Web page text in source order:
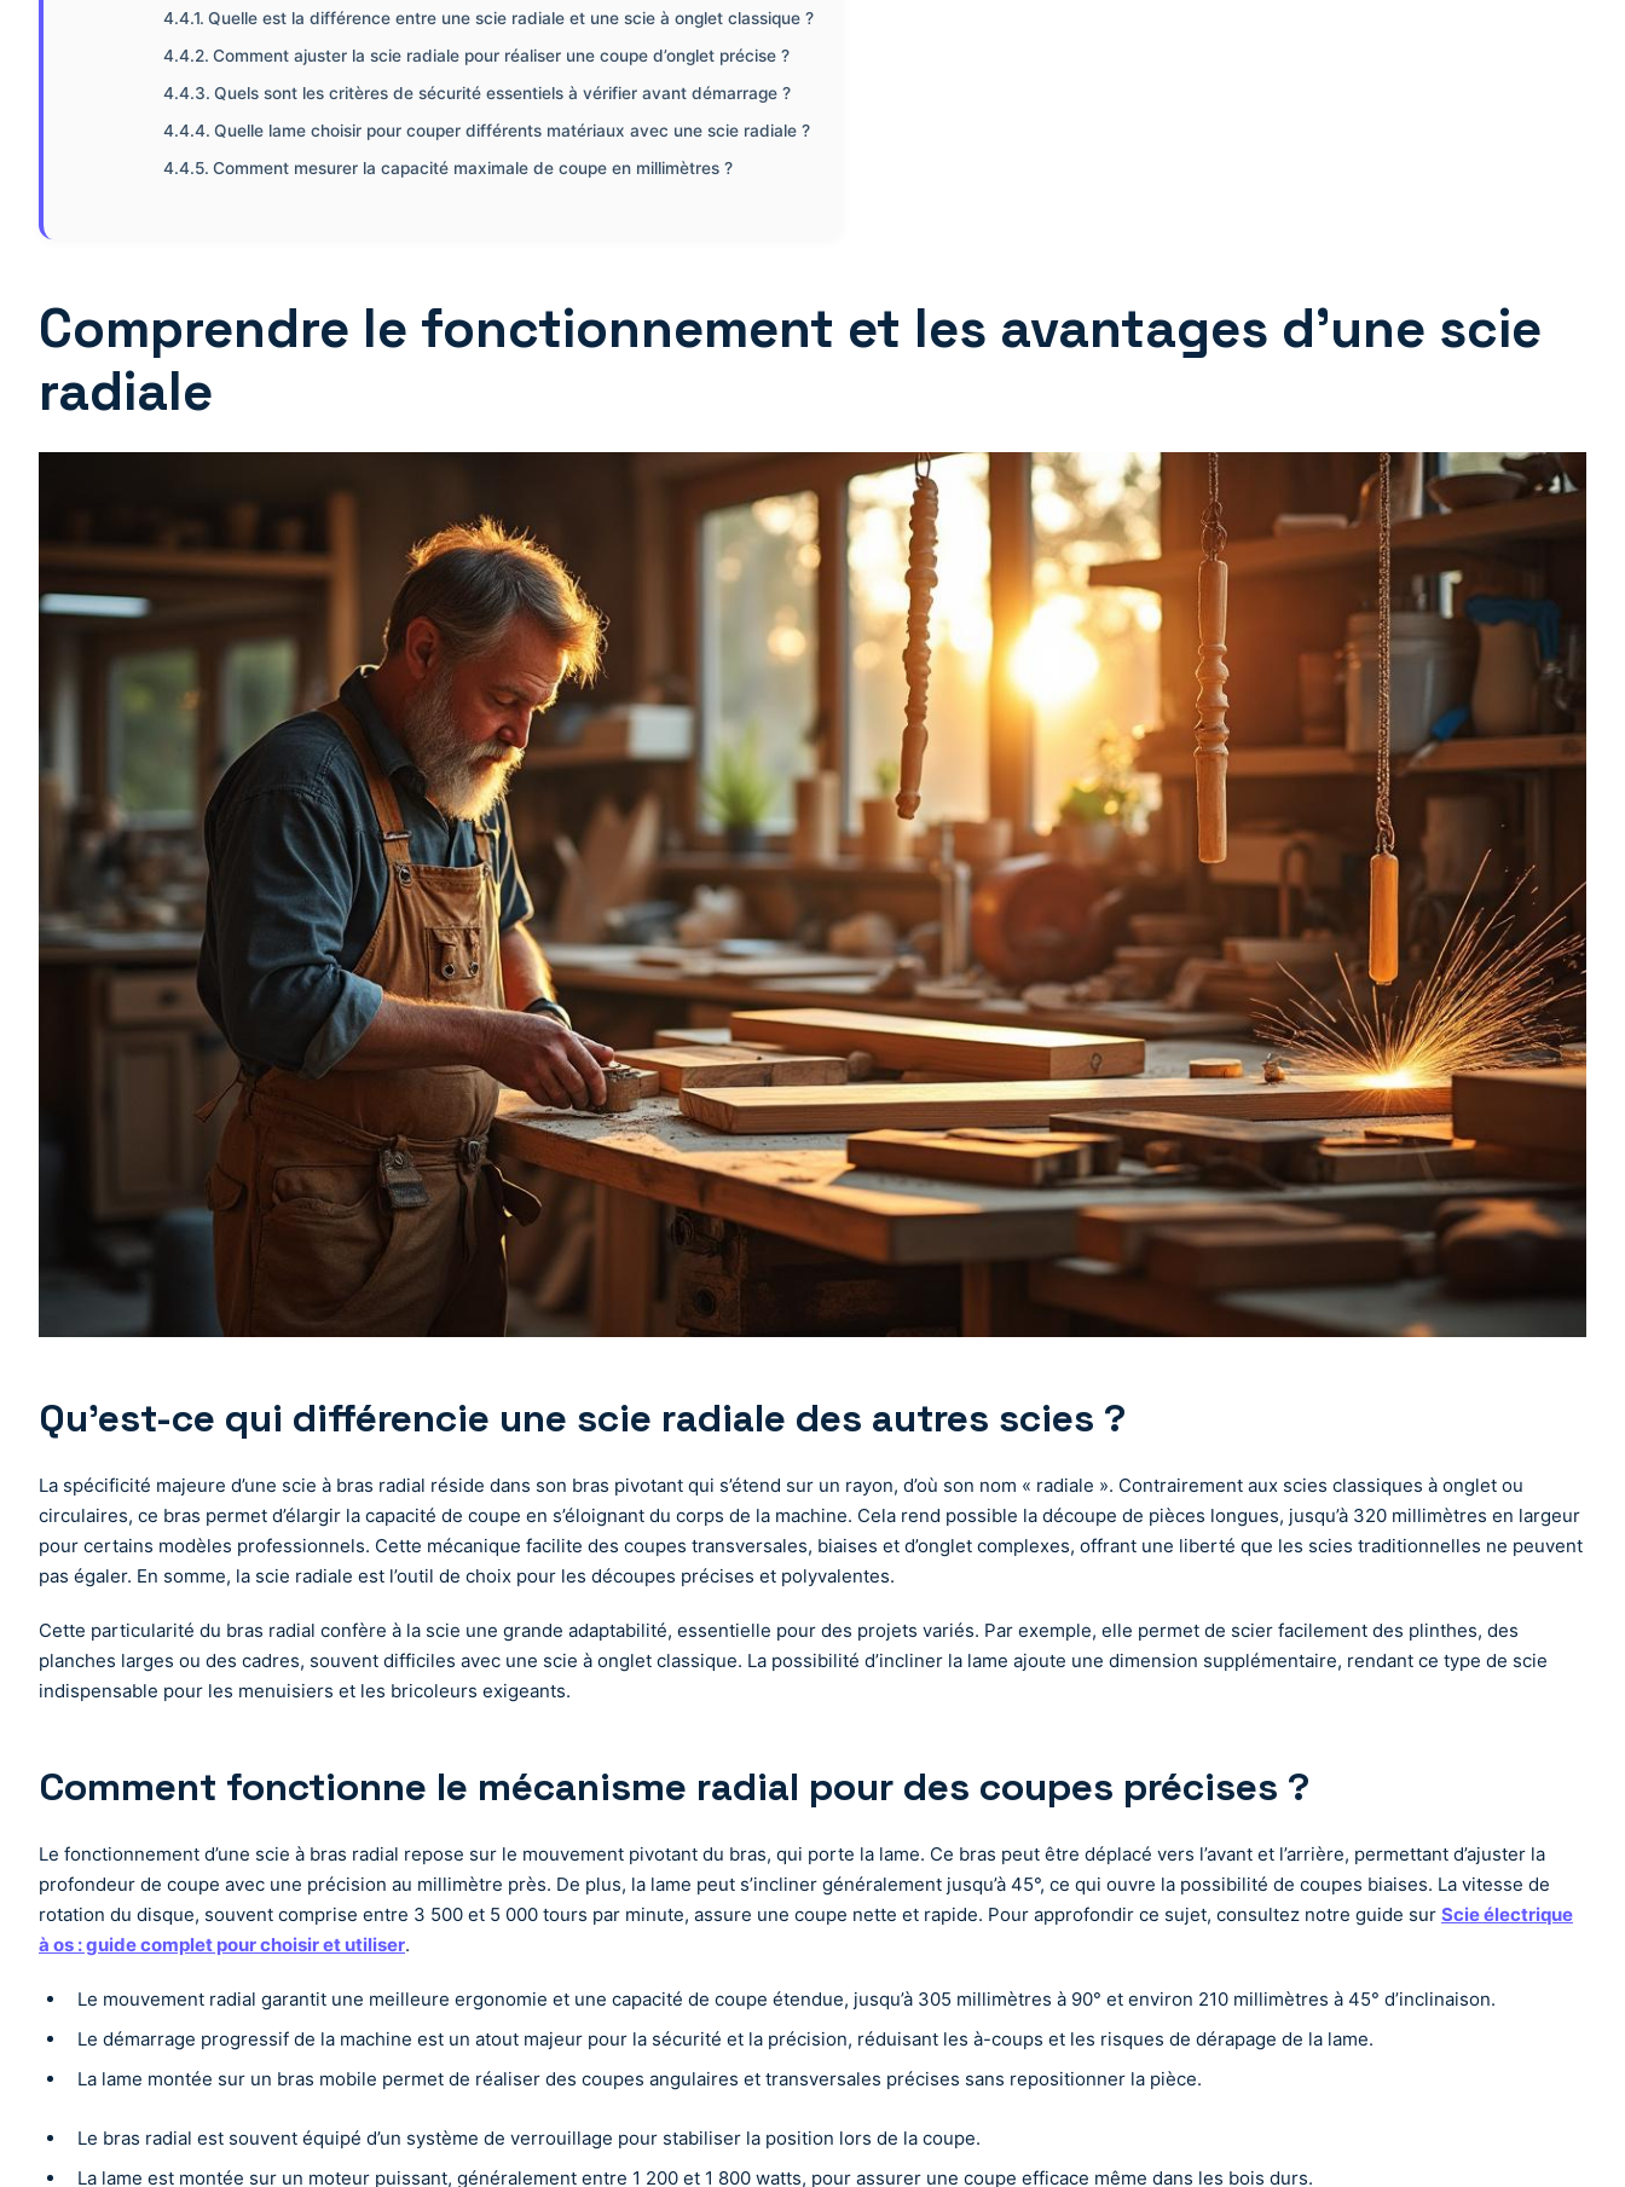
Quelle est la différence entre une scie radiale et une scie à onglet classique ?
Comment ajuster la scie radiale pour réaliser une coupe d’onglet précise ?
Quels sont les critères de sécurité essentiels à vérifier avant démarrage ?
Quelle lame choisir pour couper différents matériaux avec une scie radiale ?
Comment mesurer la capacité maximale de coupe en millimètres ?
Comprendre le fonctionnement et les avantages d’une scie
radiale
Qu’est-ce qui différencie une scie radiale des autres scies ?
La spécificité majeure d’une scie à bras radial réside dans son bras pivotant qui s’étend sur un rayon, d’où son nom « radiale ». Contrairement aux scies classiques à onglet ou
circulaires, ce bras permet d’élargir la capacité de coupe en s’éloignant du corps de la machine. Cela rend possible la découpe de pièces longues, jusqu’à 320 millimètres en largeur
pour certains modèles professionnels. Cette mécanique facilite des coupes transversales, biaises et d’onglet complexes, offrant une liberté que les scies traditionnelles ne peuvent
pas égaler. En somme, la scie radiale est l’outil de choix pour les découpes précises et polyvalentes.
Cette particularité du bras radial confère à la scie une grande adaptabilité, essentielle pour des projets variés. Par exemple, elle permet de scier facilement des plinthes, des
planches larges ou des cadres, souvent difficiles avec une scie à onglet classique. La possibilité d’incliner la lame ajoute une dimension supplémentaire, rendant ce type de scie
indispensable pour les menuisiers et les bricoleurs exigeants.
Comment fonctionne le mécanisme radial pour des coupes précises ?
Le fonctionnement d’une scie à bras radial repose sur le mouvement pivotant du bras, qui porte la lame. Ce bras peut être déplacé vers l’avant et l’arrière, permettant d’ajuster la
profondeur de coupe avec une précision au millimètre près. De plus, la lame peut s’incliner généralement jusqu’à 45°, ce qui ouvre la possibilité de coupes biaises. La vitesse de
rotation du disque, souvent comprise entre 3 500 et 5 000 tours par minute, assure une coupe nette et rapide. Pour approfondir ce sujet, consultez notre guide sur Scie électrique
à os : guide complet pour choisir et utiliser.
Le mouvement radial garantit une meilleure ergonomie et une capacité de coupe étendue, jusqu’à 305 millimètres à 90° et environ 210 millimètres à 45° d’inclinaison.
Le démarrage progressif de la machine est un atout majeur pour la sécurité et la précision, réduisant les à-coups et les risques de dérapage de la lame.
La lame montée sur un bras mobile permet de réaliser des coupes angulaires et transversales précises sans repositionner la pièce.
Le bras radial est souvent équipé d’un système de verrouillage pour stabiliser la position lors de la coupe.
La lame est montée sur un moteur puissant, généralement entre 1 200 et 1 800 watts, pour assurer une coupe efficace même dans les bois durs.